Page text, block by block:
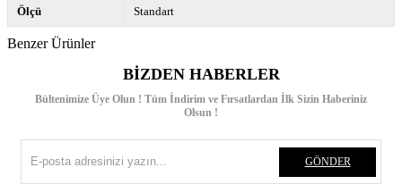
Ölçü Standart
Benzer Ürünler
BIZDEN HABERLER
Bültenimize Üye Olun ! Tüm İndirim ve Fırsatlardan İlk Sizin Haberiniz
Olsun !
GÖNDER